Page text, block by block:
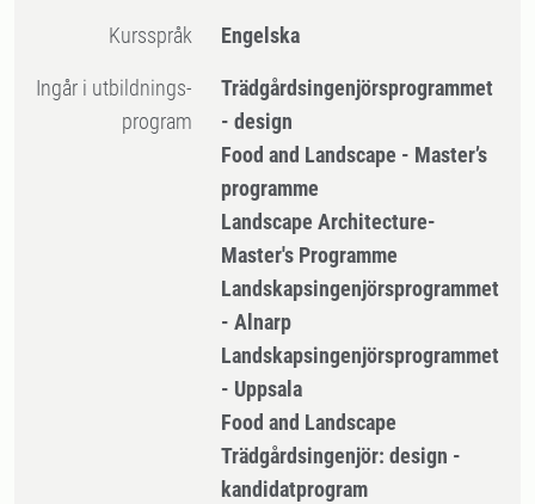
Kursspråk Engelska
Ingår i utbildnings-
program
Trädgårdsingenjörsprogrammet
- design
Food and Landscape - Master’s
programme
Landscape Architecture-
Master's Programme
Landskapsingenjörsprogrammet
- Alnarp
Landskapsingenjörsprogrammet
- Uppsala
Food and Landscape
Trädgårdsingenjör: design -
kandidatprogram